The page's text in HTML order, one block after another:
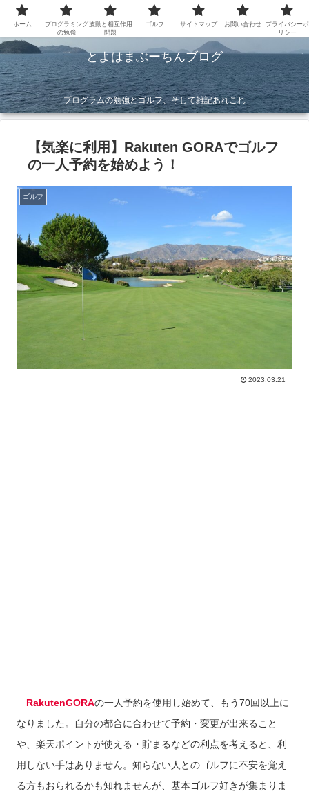
とよはまぶーちんブログ
プログラムの勉強とゴルフ、そして雑記あれこれ
【気楽に利用】Rakuten GORAでゴルフ
の一人予約を始めよう！
ゴルフ
2023.03.21
RakutenGORAの一人予約を使用し始めて、もう70回以上に
なりました。自分の都合に合わせて予約・変更が出来ること
や、楽天ポイントが使える・貯まるなどの利点を考えると、利
用しない手はありません。知らない人とのゴルフに不安を覚え
る方もおられるかも知れませんが、基本ゴルフ好きが集まりま
ホーム
プログラミング
の勉強
波動と相互作用
問題
ゴルフ サイトマップ お問い合わせ
プライバシーポ
リシー